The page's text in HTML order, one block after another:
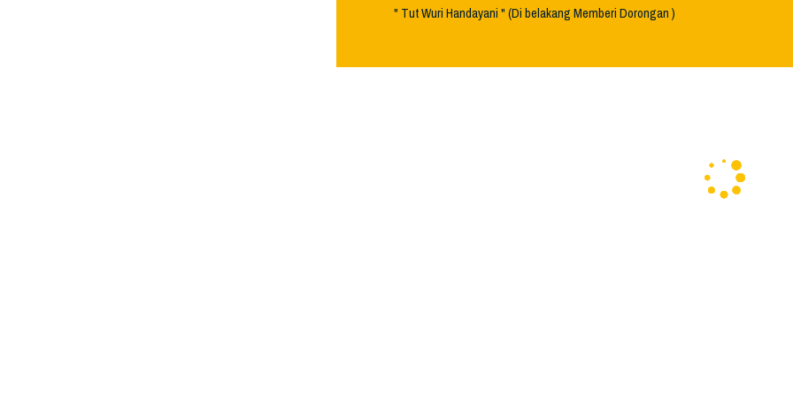
" Tut Wuri Handayani " (Di belakang Memberi Dorongan )